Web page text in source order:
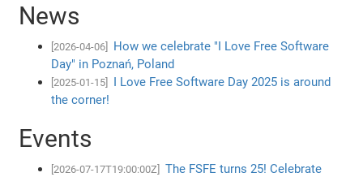
News
[2026-04-06]
How we celebrate "I Love Free Software
Day" in Poznań, Poland
[2025-01-15]
I Love Free Software Day 2025 is around
the corner!
Events
[2026-07-17T19:00:00Z]
The FSFE turns 25! Celebrate